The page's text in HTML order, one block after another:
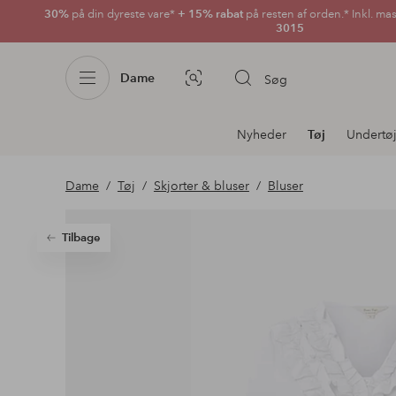
30% på din dyreste vare* + 15% rabatpå resten af orden.* Inkl.
3015
Dame Billedsøgning Søg
Afdelningsnavigation
Nyheder Tøj Undertøj
Dame Tøj Skjorter & bluser Bluser
Tilbage